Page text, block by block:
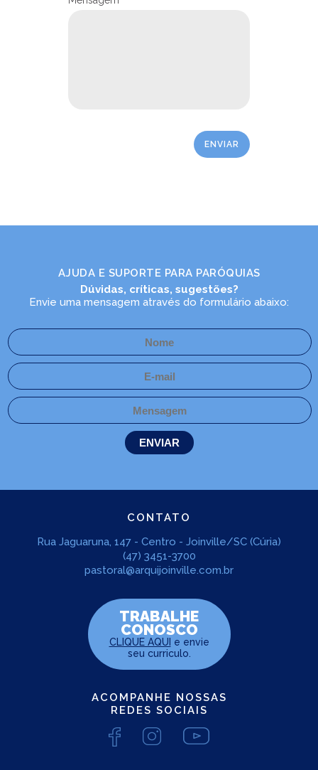
Hospital Regional de Joinville
recebe apresentação de grupo
CATEGORIA
LEIA NO DIOCESE INFORMA
Aventureiro preparou festa
dedicada a São José
Ouça a notícia
AJUDA E SUPORTE PARA PARÓQUIAS
Dúvidas, críticas, sugestões?
Envie uma mensagem através do formulário abaixo:
CONTATO
Rua Jaguaruna, 147 - Centro - Joinville/SC (Cúria)
(47) 3451-3700
pastoral@arquijoinville.com.br
TRABALHE
CONOSCO
CLIQUE AQUI e envie
seu curriculo.
ACOMPANHE NOSSAS
REDES SOCIAIS